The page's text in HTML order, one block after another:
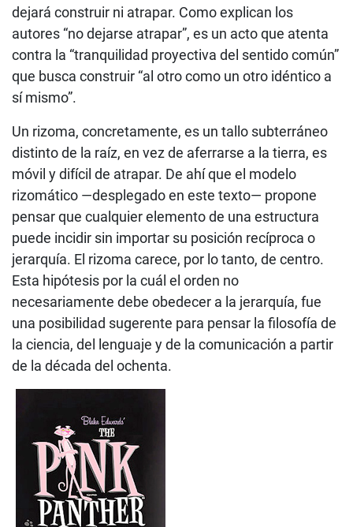
dejará construir ni atrapar. Como explican los
autores “no dejarse atrapar”, es un acto que atenta
contra la “tranquilidad proyectiva del sentido común”
que busca construir “al otro como un otro idéntico a
sí mismo”.
Un rizoma, concretamente, es un tallo subterráneo
distinto de la raíz, en vez de aferrarse a la tierra, es
móvil y difícil de atrapar. De ahí que el modelo
rizomático —desplegado en este texto— propone
pensar que cualquier elemento de una estructura
puede incidir sin importar su posición recíproca o
jerarquía. El rizoma carece, por lo tanto, de centro.
Esta hipótesis por la cuál el orden no
necesariamente debe obedecer a la jerarquía, fue
una posibilidad sugerente para pensar la filosofía de
la ciencia, del lenguaje y de la comunicación a partir
de la década del ochenta.